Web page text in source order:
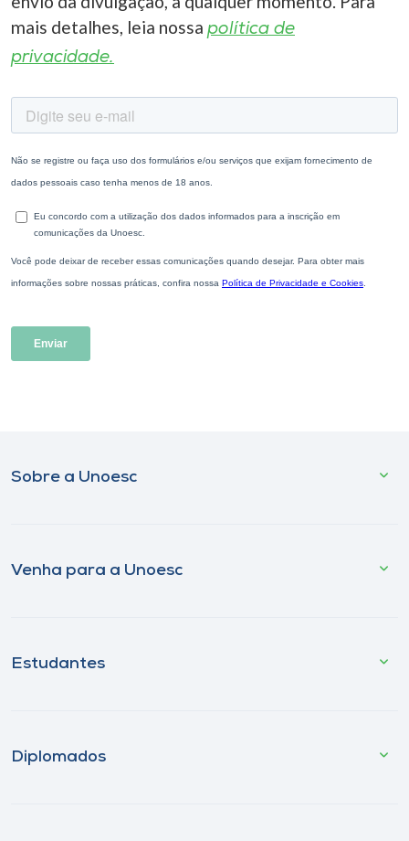
mais detalhes, leia nossa política de
privacidade.
Sobre a Unoesc
Venha para a Unoesc
Estudantes
Diplomados